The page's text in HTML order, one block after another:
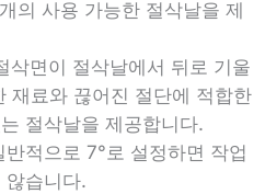
의 사용 가능한 절삭날을 제
삭면이 절삭날에서 뒤로 기울
재료와 끊어진 절단에 적합한
절삭날을 제공합니다.
반적으로 7°로 설정하면 작업
않습니다.